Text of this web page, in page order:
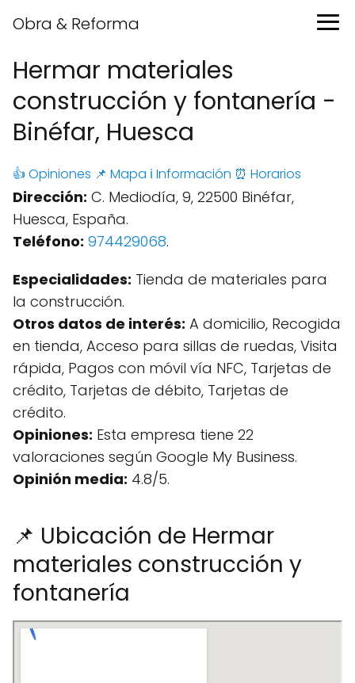
Obra & Reforma
Hermar materiales
construcción y fontanería -
Binéfar, Huesca
👍 Opiniones 📌 Mapa ℹ️ Información ⏰ Horarios
Dirección: C. Mediodía, 9, 22500 Binéfar,
Huesca, España.
Teléfono: 974429068.
Especialidades: Tienda de materiales para
la construcción.
Otros datos de interés: A domicilio, Recogida
en tienda, Acceso para sillas de ruedas, Visita
rápida, Pagos con móvil vía NFC, Tarjetas de
crédito, Tarjetas de débito, Tarjetas de
crédito.
Opiniones: Esta empresa tiene 22
valoraciones según Google My Business.
Opinión media: 4.8/5.
📌 Ubicación de Hermar
materiales construcción y
fontanería